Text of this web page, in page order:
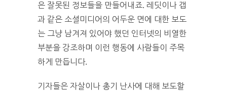
은 잘못된 정보들을 만들어내죠. 레딧이나 갭
과 같은 소셜미디어의 어두운 면에 대한 보도
는 그냥 남겨져 있어야 했던 인터넷의 비열한
부분을 강조하며 이런 행동에 사람들이 주목
하게 만듭니다.
기자들은 자살이나 총기 난사에 대해 보도할